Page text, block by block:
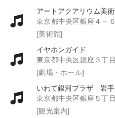
アートアクアリウム美
東京都中央区銀座４－
[美術館]
イヤホンガイド
東京都中央区銀座３丁
[劇場・ホール]
いわて銀河プラザ 岩手
東京都中央区銀座５丁
[観光案内]